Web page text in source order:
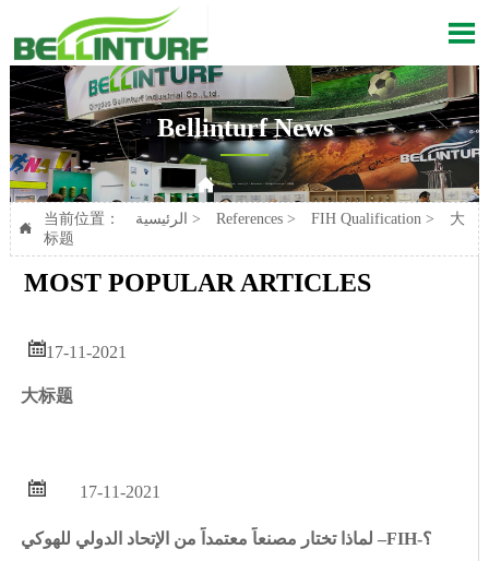

Bellinturf News


当前位置： الرئيسية > References> FIH Qualification >
大
标题
MOST POPULAR ARTICLES
17-11-2021
大标题
 17-11-2021
لماذا تختار مصنعاً معتمداً من الإتحاد الدولي للهوكي –FIH-؟